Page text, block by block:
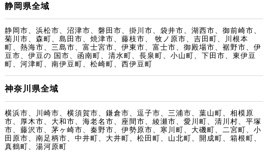
静岡県全域
静岡市、浜松市、沼津市、磐田市、掛川市、袋井市、湖西市、御前崎市、
菊川市、森町、島田市、焼津市、藤枝市、 牧ノ原市、吉田町、川根本
町、熱海市、三島市、富士宮市、伊東市、富士市、御殿場市、裾野市、伊
豆市、伊豆の 国市、函南町、清水町、長泉町、小山町、下田市、東伊豆
町、河津町、南伊豆町、松崎町、西伊豆町
神奈川県全域
横浜市、川崎市、横須賀市、鎌倉市、逗子市、三浦市、葉山町、相模原
市、厚木市、大和市、海老名市、座間市、綾瀬市、愛川町、清川村、平塚
市、藤沢市、茅ヶ崎市、秦野市、伊勢原市、寒川町、大磯町、二宮町、小
田原市、南足柄市、中井町、大井町、松田町、山北町、開成町、箱根町、
真鶴町、湯河原町